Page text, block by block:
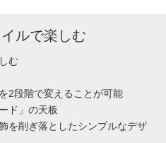
ルで楽しむ
む
2段階で変えることが可能
ド」の天板
を削ぎ落としたシンプルなデザ